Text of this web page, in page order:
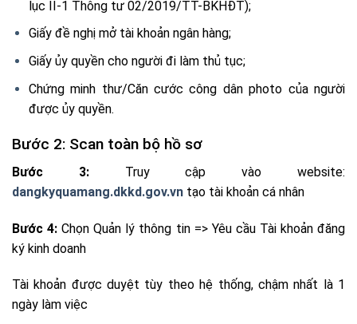
lục II-1 Thông tư 02/2019/TT-BKHĐT);
Giấy đề nghị mở tài khoản ngân hàng;
Giấy ủy quyền cho người đi làm thủ tục;
Chứng minh thư/Căn cước công dân photo của người
được ủy quyền.
Bước 2: Scan toàn bộ hồ sơ
Bước 3:Truy cập vào website:
dangkyquamang.dkkd.gov.vn tạo tài khoản cá nhân
Bước 4: Chọn Quản lý thông tin => Yêu cầu Tài khoản đăng
ký kinh doanh
Tài khoản được duyệt tùy theo hệ thống, chậm nhất là 1
ngày làm việc